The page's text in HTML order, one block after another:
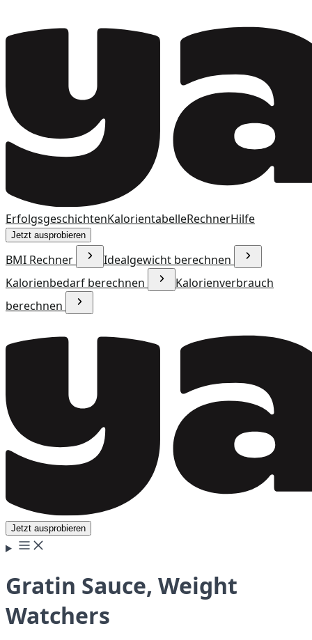
ErfolgsgeschichtenKalorientabelleRechnerHilfe
Jetzt ausprobieren
BMI Rechner
Idealgewicht berechnen
Kalorienbedarf berechnen
Kalorienverbrauch
berechnen
Jetzt ausprobieren
Gratin Sauce, Weight
Watchers